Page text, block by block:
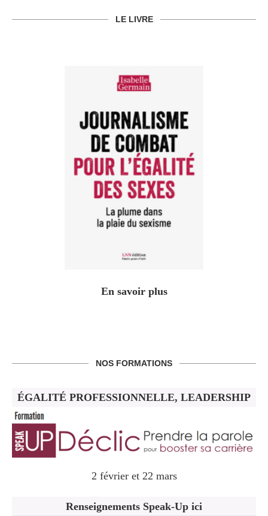
LE LIVRE
En savoir plus
NOS FORMATIONS
ÉGALITÉ PROFESSIONNELLE, LEADERSHIP
2 février et 22 mars
Renseignements Speak-Up ici